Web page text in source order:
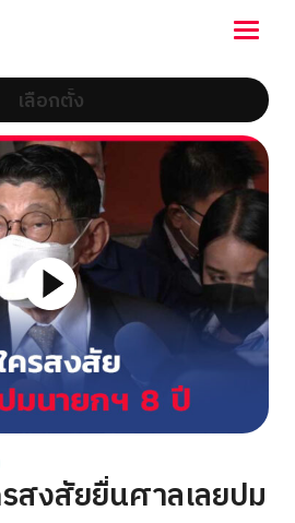
เลือกตั้ง
สงสัยยื่นศาลเลยปม